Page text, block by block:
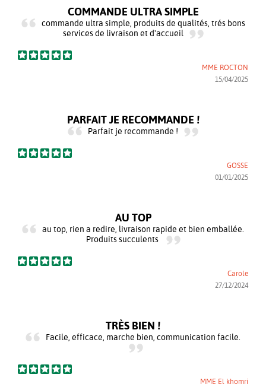
COMMANDE ULTRA SIMPLE
commande ultra simple, produits de qualités, trés bons
services de livraison et d'accueil
MME ROCTON
15/04/2025
PARFAIT JE RECOMMANDE !
Parfait je recommande !
GOSSE
01/01/2025
AU TOP
au top, rien a redire, livraison rapide et bien emballée.
Produits succulents
Carole
27/12/2024
TRÈS BIEN !
Facile, efficace, marche bien, communication facile.
MME El khomri